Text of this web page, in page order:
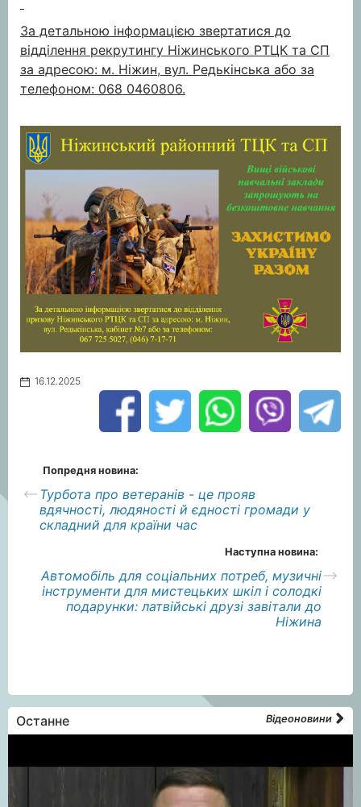
За детальною інформацією звертатися до
відділення рекрутингу Ніжинського РТЦК та СП
за адресою: м. Ніжин, вул. Редькінська або за
телефоном: 068 0460806.
16.12.2025
Попредня новина:
Турбота про ветеранів - це прояв
вдячності, людяності й єдності громади у
складний для країни час
Наступна новина:
Автомобіль для соціальних потреб, музичні
інструменти для мистецьких шкіл і солодкі
подарунки: латвійські друзі завітали до
Ніжина
Останне Відеоновини